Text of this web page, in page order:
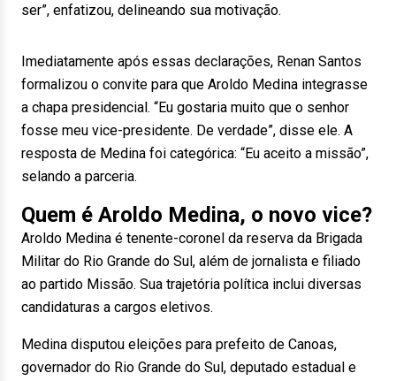
ser”, enfatizou, delineando sua motivação.
Imediatamente após essas declarações, Renan Santos
formalizou o convite para que Aroldo Medina integrasse
a chapa presidencial. “Eu gostaria muito que o senhor
fosse meu vice-presidente. De verdade”, disse ele. A
resposta de Medina foi categórica: “Eu aceito a missão”,
selando a parceria.
Quem é Aroldo Medina, o novo vice?
Aroldo Medina é tenente-coronel da reserva da Brigada
Militar do Rio Grande do Sul, além de jornalista e filiado
ao partido Missão. Sua trajetória política inclui diversas
candidaturas a cargos eletivos.
Medina disputou eleições para prefeito de Canoas,
governador do Rio Grande do Sul, deputado estadual e